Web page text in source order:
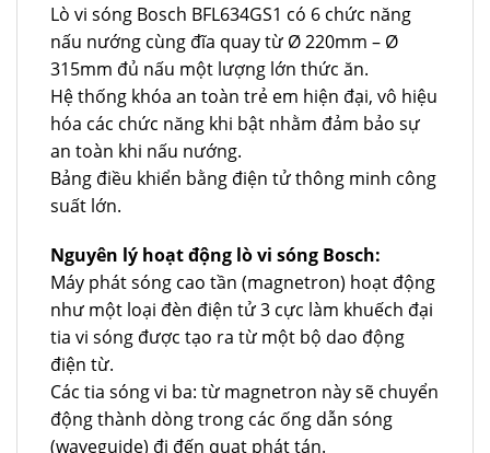
Lò vi sóng Bosch BFL634GS1 có 6 chức năng
nấu nướng cùng đĩa quay từ Ø 220mm – Ø
315mm đủ nấu một lượng lớn thức ăn.
Hệ thống khóa an toàn trẻ em hiện đại, vô hiệu
hóa các chức năng khi bật nhằm đảm bảo sự
an toàn khi nấu nướng.
Bảng điều khiển bằng điện tử thông minh công
suất lớn.
Nguyên lý hoạt động lò vi sóng Bosch:
Máy phát sóng cao tần (magnetron) hoạt động
như một loại đèn điện tử 3 cực làm khuếch đại
tia vi sóng được tạo ra từ một bộ dao động
điện từ.
Các tia sóng vi ba: từ magnetron này sẽ chuyển
động thành dòng trong các ống dẫn sóng
(waveguide) đi đến quạt phát tán.